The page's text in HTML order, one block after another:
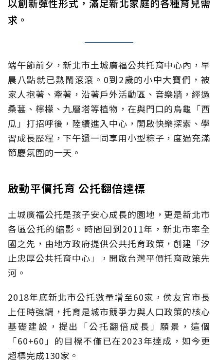
以創新彈性形式，滿足新北家庭的各種育兒需
求。
端午節前夕，新北市土城廣福公共托育中心內，早
晨八點就已熱鬧滾滾。0到2歲的小中大寶們，被
家人抱著、牽著，沿著戶外活動區、音樂牆，經過
桑葚、檸檬、九層塔等植物，在與門口的烏龜「西
瓜」打招呼後，陸續進入中心，開啟快樂探索、學
習成長歷程，下午還一同享用小型粽子，度過充滿
節慶氛圍的一天。
啟動平價托育 公托翻倍達標
土城廣福公托是孩子安心成長的園地，更是新北市
各區公托的縮影。時間回到2011年，新北市率全
國之先，由地方政府提供公共托育政策，創建「汐
止忠厚公共托育中心」，開啟台灣平價托育政策先
河。
2018年底新北市公托數量增至60家，侯友宜市長
上任時強調，托育是城市競爭力與人口政策的核心
基礎建設，提出「公托翻倍成長」願景，這個
「60+60」的目標不僅已在2023年達成，如今更
超標完成130家。